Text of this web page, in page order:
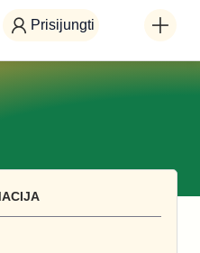
Prisijungti